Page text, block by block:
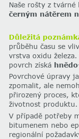
Naše rošty z
černým nátěrem
Důležitá
průběhu času se
vrstva oxidu
povrch získá
‌Povrchové úpravy
zpomalit, ale
přirozený proces,
životnost produktu.
V případě potřeby
bitumenem nebo
regionální